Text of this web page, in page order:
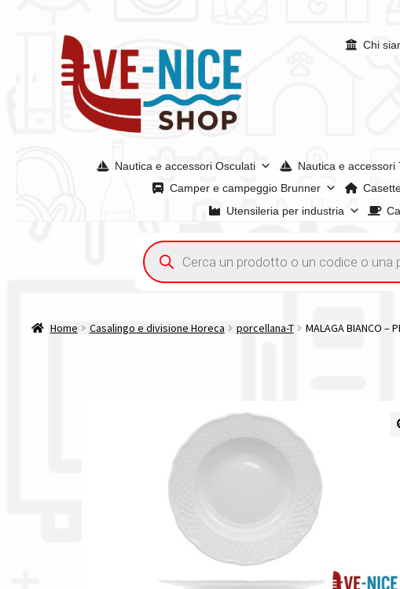
alla
navigazione
contenuto
Chi
Nautica e accessori Osculati Nautica e accessori
Camper e campeggio Brunner
Utensileria per industria
Acquisto iva 4% (agevolata)Chi siamoCondizioni generali
Spedizioni in europaSpedizioni in italiaTutte le categorie dei
Ricerca
prodotti
Home Casalingo e divisione Horeca porcellana-T MALAGA BIANCO –